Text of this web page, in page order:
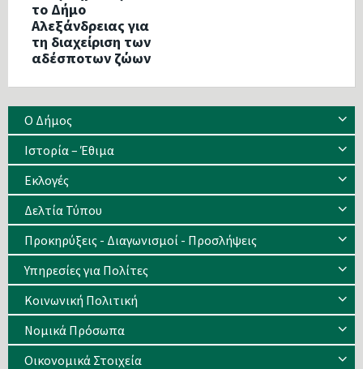
το Δήμο
Αλεξάνδρειας για
τη διαχείριση των
αδέσποτων ζώων
Ο Δήμος
Ιστορία – Έθιμα
Eκλογές
Δελτία Τύπου
Προκηρύξεις - Διαγωνισμοί - Προσλήψεις
Υπηρεσίες για Πολίτες
Κοινωνική Πολιτική
Νομικά Πρόσωπα
Οικονομικά Στοιχεία